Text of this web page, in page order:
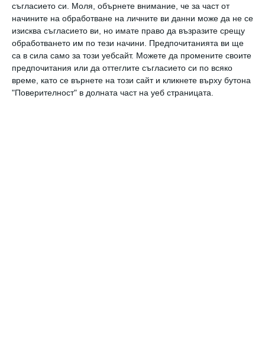
съгласието си.
Моля, обърнете внимание, че за част от
начините на обработване на личните ви данни може да не се
изисква съгласието ви, но имате право да възразите срещу
обработването им по тези начини. Предпочитанията ви ще
са в сила само за този уебсайт. Можете да промените своите
предпочитания или да оттеглите съгласието си по всяко
време, като се върнете на този сайт и кликнете върху бутона
"Поверителност" в долната част на уеб страницата.
07 август 2026 г.
Мнение на специалиста
Пробвайте да успокоите детето с
най-добрите техники
07 август 2026 г.